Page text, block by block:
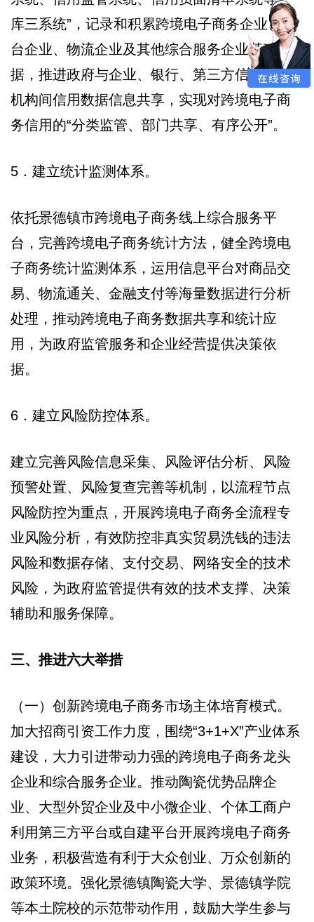
库三系统”，记录和积累跨境电子商务企业、平
台企业、物流企业及其他综合服务企业基础数
据，推进政府与企业、银行、第三方信用服务
机构间信用数据信息共享，实现对跨境电子商
务信用的“分类监管、部门共享、有序公开”。
5．建立统计监测体系。
依托景德镇市跨境电子商务线上综合服务平
台，完善跨境电子商务统计方法，健全跨境电
子商务统计监测体系，运用信息平台对商品交
易、物流通关、金融支付等海量数据进行分析
处理，推动跨境电子商务数据共享和统计应
用，为政府监管服务和企业经营提供决策依
据。
6．建立风险防控体系。
建立完善风险信息采集、风险评估分析、风险
预警处置、风险复查完善等机制，以流程节点
风险防控为重点，开展跨境电子商务全流程专
业风险分析，有效防控非真实贸易洗钱的违法
风险和数据存储、支付交易、网络安全的技术
风险，为政府监管提供有效的技术支撑、决策
辅助和服务保障。
三、推进六大举措
（一）创新跨境电子商务市场主体培育模式。
加大招商引资工作力度，围绕“3+1+X”产业体系
建设，大力引进带动力强的跨境电子商务龙头
企业和综合服务企业。推动陶瓷优势品牌企
业、大型外贸企业及中小微企业、个体工商户
利用第三方平台或自建平台开展跨境电子商务
业务，积极营造有利于大众创业、万众创新的
政策环境。强化景德镇陶瓷大学、景德镇学院
等本土院校的示范带动作用，鼓励大学生参与